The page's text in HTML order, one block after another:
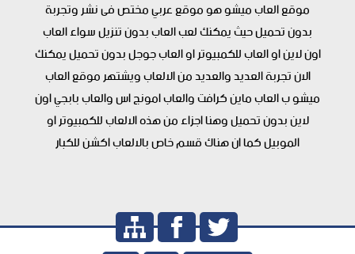
موقع العاب ميشو هو موقع عربي مختص فى نشر وتجربة
بدون تحميل حيث يمكنك لعب العاب بدون تنزيل سواء العاب
اون لاين او العاب للكمبيوتر او العاب جوجل بدون تحميل يمكنك
الان تجربة العديد والعديد من الالعاب ويشتهر موقع العاب
ميشو ب العاب ماين كرافت والعاب امونج اس والعاب بابجي اون
لاين بدون تحميل وهنا اجزاء من هذه الالعاب للكمبيوتر او
الموبيل كما ان هناك قسم خاص بالالعاب اكشن للكبار